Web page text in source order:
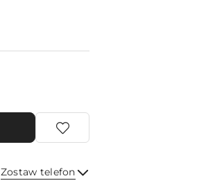
Zostaw telefon